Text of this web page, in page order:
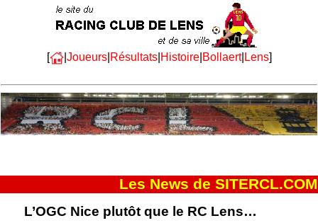
[ | Joueurs| Résultats| Histoire| Bollaert| Lens]
Les News de SITERCL.COM
L’OGC Nice plutôt que le RC Lens…